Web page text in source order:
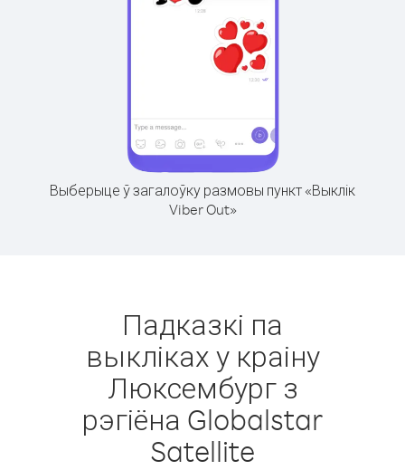
Выберыце ў загалоўку размовы пункт «Выклік
Viber Out»
Падказкі па
выкліках у краіну
Люксембург з
рэгіёна Globalstar
Satellite